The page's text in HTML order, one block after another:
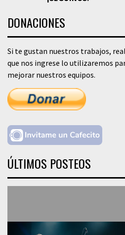
DONACIONES
Si te gustan nuestros trabajos,
que nos ingrese lo utilizaremos
mejorar nuestros equipos.
ÚLTIMOS POSTEOS